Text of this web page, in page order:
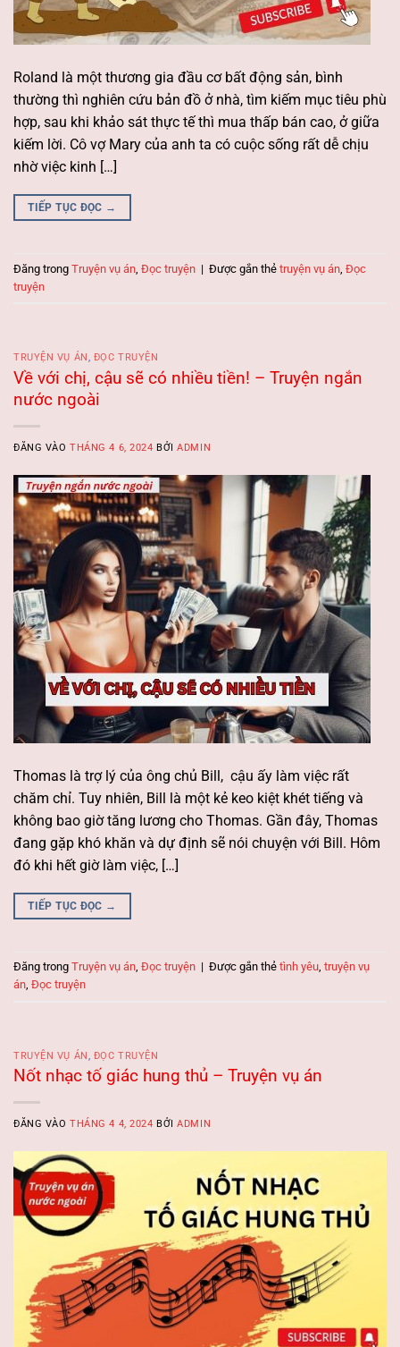
Roland là một thương gia đầu cơ bất động sản, bình
thường thì nghiên cứu bản đồ ở nhà, tìm kiếm mục tiêu phù
hợp, sau khi khảo sát thực tế thì mua thấp bán cao, ở giữa
kiếm lời. Cô vợ Mary của anh ta có cuộc sống rất dễ chịu
nhờ việc kinh […]
TIẾP TỤC ĐỌC →
Đăng trong Truyện vụ án Đọc truyện | Được gắn thẻ truyện vụ án Đọc
truyện
TRUYỆN VỤ ÁN , ĐỌC TRUYỆN
Về với chị, cậu sẽ có nhiều tiền! – Truyện ngắn
nước ngoài
ĐĂNG VÀOTHÁNG 4 6, 2024 BỞIADMIN
Thomas là trợ lý của ông chủ Bill, cậu ấy làm việc rất
chăm chỉ. Tuy nhiên, Bill là một kẻ keo kiệt khét tiếng và
không bao giờ tăng lương cho Thomas. Gần đây, Thomas
đang gặp khó khăn và dự định sẽ nói chuyện với Bill. Hôm
đó khi hết giờ làm việc, […]
TIẾP TỤC ĐỌC →
Đăng trong Truyện vụ án, Đọc truyện | Được gắn thẻ tình yêu, truyện vụ
án, Đọc truyện
TRUYỆN VỤ ÁN, ĐỌC TRUYỆN
Nốt nhạc tố giác hung thủ – Truyện vụ án
ĐĂNG VÀOTHÁNG 4 4, 2024 BỞIADMIN